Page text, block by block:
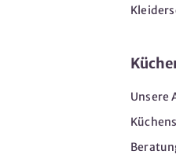
Unsere